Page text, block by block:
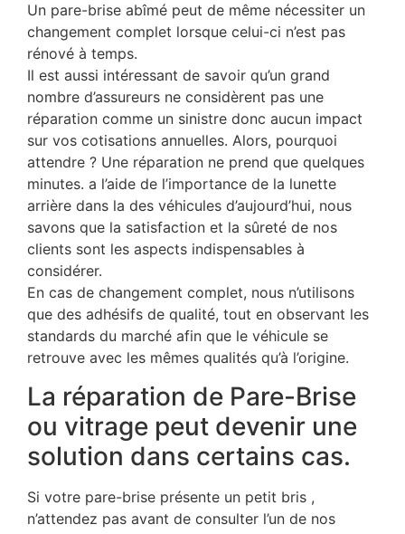
Un pare-brise abîmé peut de même nécessiter un
changement complet lorsque celui-ci n’est pas
rénové à temps.
Il est aussi intéressant de savoir qu’un grand
nombre d’assureurs ne considèrent pas une
réparation comme un sinistre donc aucun impact
sur vos cotisations annuelles. Alors, pourquoi
attendre ? Une réparation ne prend que quelques
minutes. a l’aide de l’importance de la lunette
arrière dans la des véhicules d’aujourd’hui, nous
savons que la satisfaction et la sûreté de nos
clients sont les aspects indispensables à
considérer.
En cas de changement complet, nous n’utilisons
que des adhésifs de qualité, tout en observant les
standards du marché afin que le véhicule se
retrouve avec les mêmes qualités qu’à l’origine.
La réparation de Pare-Brise
ou vitrage peut devenir une
solution dans certains cas.
Si votre pare-brise présente un petit bris ,
n’attendez pas avant de consulter l’un de nos